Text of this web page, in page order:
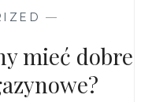
—
mieć dobre